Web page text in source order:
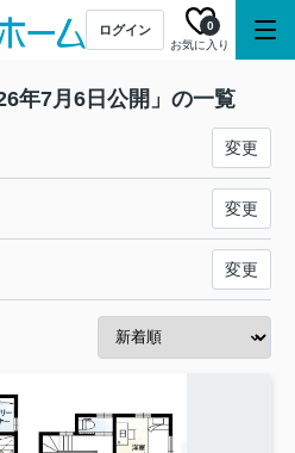
ログイン
お気に入り
0
年7月6日公開」の一覧
変更
変更
変更